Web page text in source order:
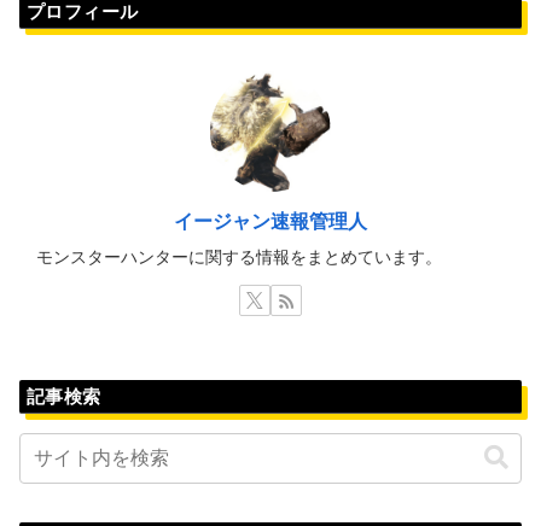
プロフィール
イージャン速報管理人
モンスターハンターに関する情報をまとめています。
記事検索